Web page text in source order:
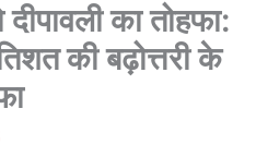
दीपावली का तोहफा:
की बढ़ोत्तरी के